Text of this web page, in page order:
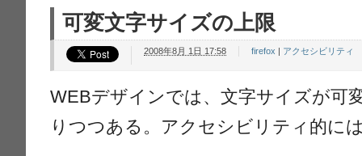
可変文字サイズの上限
2008年8月 1日 17:58 firefox | アクセシビリティ
WEBデザインでは、文字サイズが可
りつつある。アクセシビリティ的に